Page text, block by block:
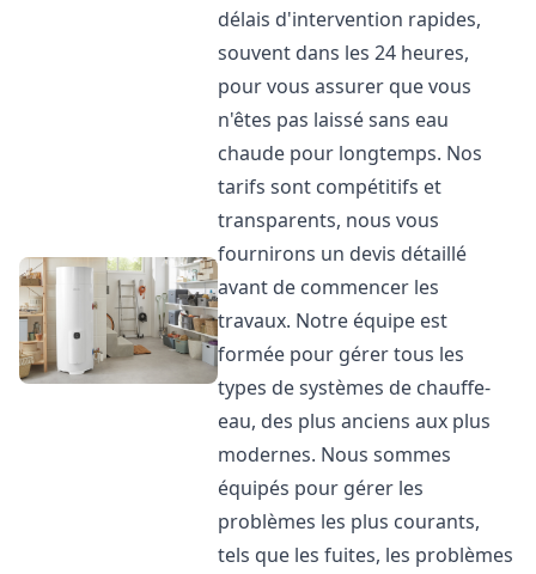
délais d'intervention rapides,
souvent dans les 24 heures,
pour vous assurer que vous
n'êtes pas laissé sans eau
chaude pour longtemps. Nos
tarifs sont compétitifs et
transparents, nous vous
fournirons un devis détaillé
avant de commencer les
travaux. Notre équipe est
formée pour gérer tous les
types de systèmes de chauffe-
eau, des plus anciens aux plus
modernes. Nous sommes
équipés pour gérer les
problèmes les plus courants,
tels que les fuites, les problèmes